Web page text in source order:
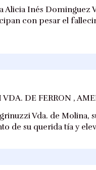
Alicia Inés Dominguez
con pesar el
DE FERRON ,
Vda. de
de su querida tía y